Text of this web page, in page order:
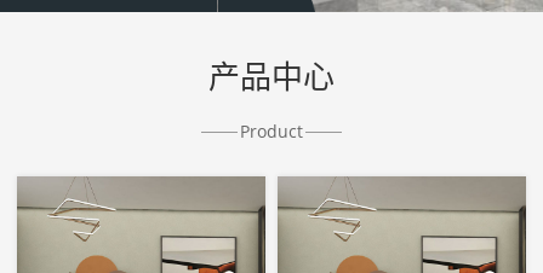
产品中心
Product